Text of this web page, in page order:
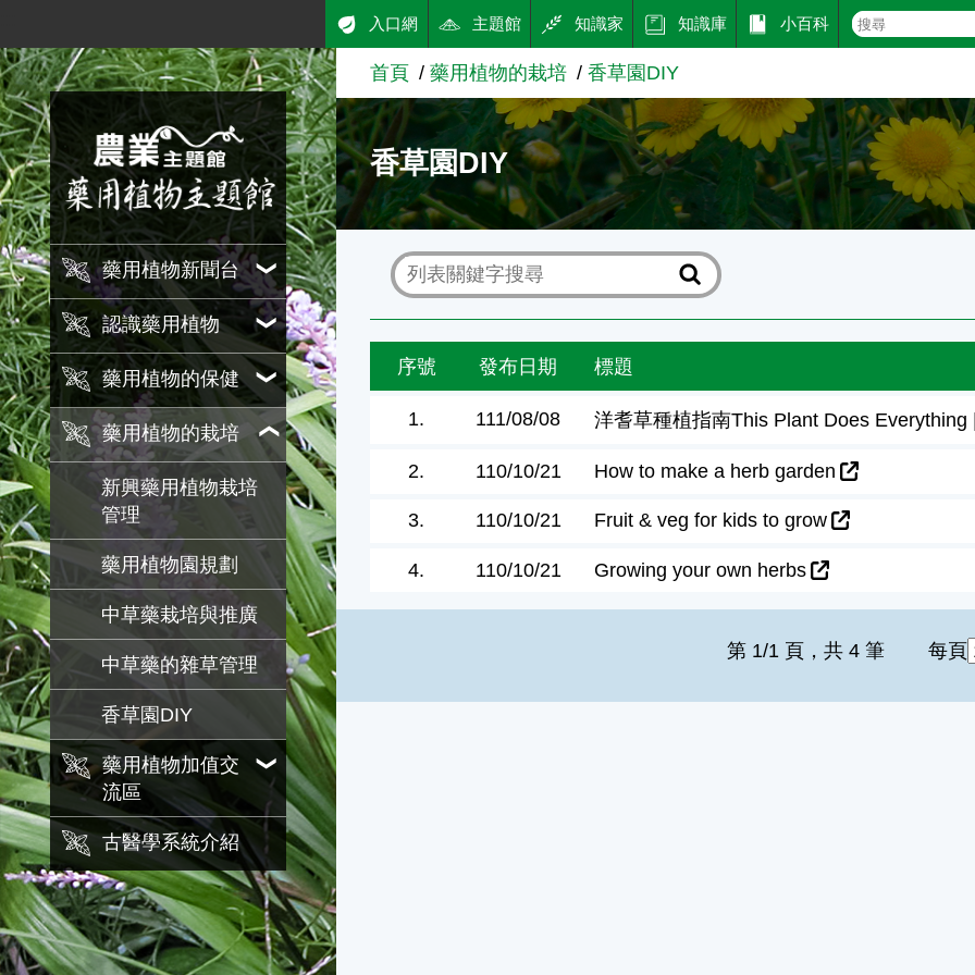
跳到主要內容
農業知識入口網
藥用植物新聞台
認識藥用植物
藥用植物的保健
藥用植物的栽培
新興藥用植物栽培
管理
藥用植物園規劃
中草藥栽培與推廣
中草藥的雜草管理
香草園DIY
藥用植物加值交
流區
古醫學系統介紹
入口網 主題館 知識家 知識庫 小百科
首頁 藥用植物的栽培 香草園DIY
香草園DIY
序號 發布日期 標題
1. 111/08/08 洋耆草種植指南This Plant Does Everything
2. 110/10/21 How to make a herb garden
3. 110/10/21 Fruit & veg for kids to grow
4. 110/10/21 Growing your own herbs
第 1/1 頁，共 4 筆 每頁